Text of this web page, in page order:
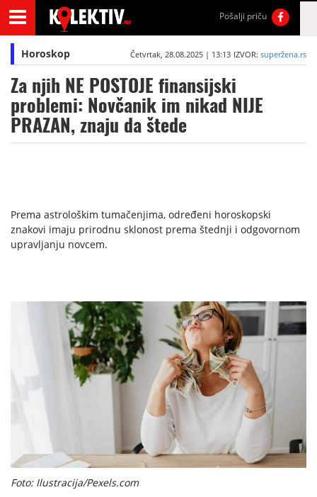
Pošalji priču
Horoskop Četvrtak, 28.08.2025 | 13:13 IZVOR: superžena.rs
Za njih NE POSTOJE finansijski
problemi: Novčanik im nikad NIJE
PRAZAN, znaju da štede
Prema astrološkim tumačenjima, određeni horoskopski
znakovi imaju prirodnu sklonost prema štednji i odgovornom
upravljanju novcem.
Foto: Ilustracija/Pexels.com